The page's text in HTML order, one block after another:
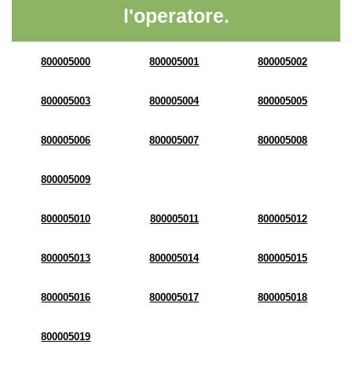
l'operatore.
800005000 800005001 800005002
800005003 800005004 800005005
800005006 800005007 800005008
800005009
800005010 800005011 800005012
800005013 800005014 800005015
800005016 800005017 800005018
800005019